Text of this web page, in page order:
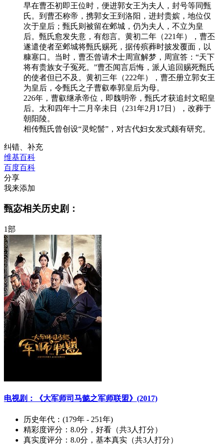
早在曹丕初即王位时，便进郭女王为夫人，封号等同甄
氏。到曹丕称帝，携郭女王到洛阳，进封贵嫔，地位仅
次于皇后；甄氏则被留在邺城，仍为夫人，不立为皇
后。甄氏愈发失意，有怨言。黄初二年（221年），曹丕
遂遣使者至邺城将甄氏赐死，据传殡葬时披发覆面，以
糠塞口。当时，曹丕曾请术士周宣解梦，周宣答：“天下
将有贵族女子冤死。”曹丕闻言后悔，派人追回赐死甄氏
的使者但已不及。黄初三年（222年），曹丕册立郭女王
为皇后，令甄氏之子曹叡奉郭皇后为母。
226年，曹叡继承帝位，即魏明帝，甄氏才获追封文昭皇
后。太和四年十二月辛未日（231年2月17日），改葬于
朝阳陵。
相传甄氏曾创设“灵蛇髻”，对古代妇女发式颇有研究。
纠错、补充
维基百科
百度百科
分享
我来添加
甄宓相关历史剧：
1部
电视剧：《大军师司马懿之军师联盟》(2017)
历史年代： (179年 - 251年)
精彩度评分： 8.0分，好看（共3人打分）
真实度评分： 8.0分，基本真实（共3人打分）